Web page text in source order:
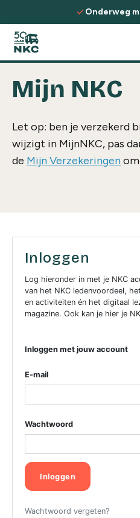
Spring naar de inhoud
checkOnderweg
Mijn NKC
Let op: ben je verzekerd
wijzigt in MijnNKC, pas
de Mijn Verzekeringen
Inloggen
Log hieronder in met je NKC
van het NKC ledenvoordeel,
en activiteiten én het digitaal
magazine. Ook kan je hier je
Inloggen met jouw account
E-mail
Wachtwoord
Inloggen
Wachtwoord vergeten?